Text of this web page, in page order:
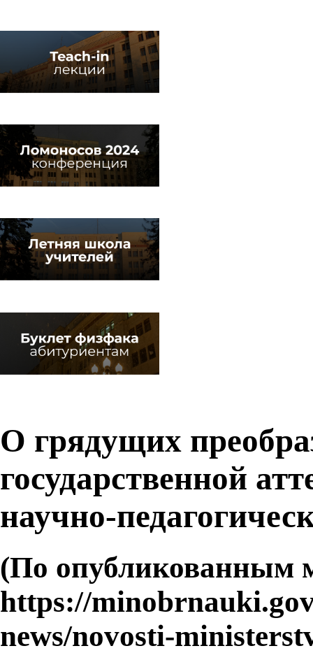
О грядущих
государственной
научно-
(По опубликованным
https://
news/novosti-